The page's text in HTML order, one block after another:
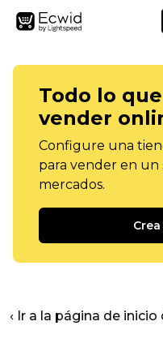
Todo lo
vender
Configure una
para vender en un
mercados.
‹ Ir a la página de